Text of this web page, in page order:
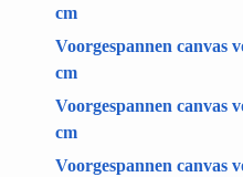
cm
Voorgespannen canvas
cm
Voorgespannen canvas
cm
Voorgespannen canvas